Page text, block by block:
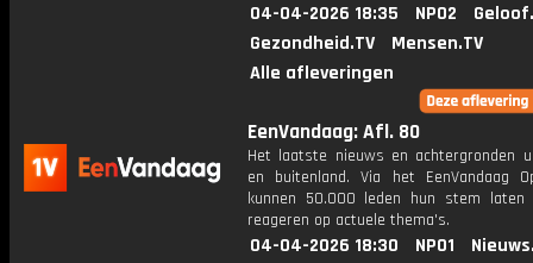
04-04-2026 18:35 NPO2
Gezondheid.TV
Mensen.TV
Alle afleveringen
EenVandaag: Afl. 80
Het laatste nieuws en achtergronden
en buitenland. Via het EenVandaag
kunnen 50.000 leden hun stem laten
reageren op actuele thema's.
04-04-2026 18:30 NPO1